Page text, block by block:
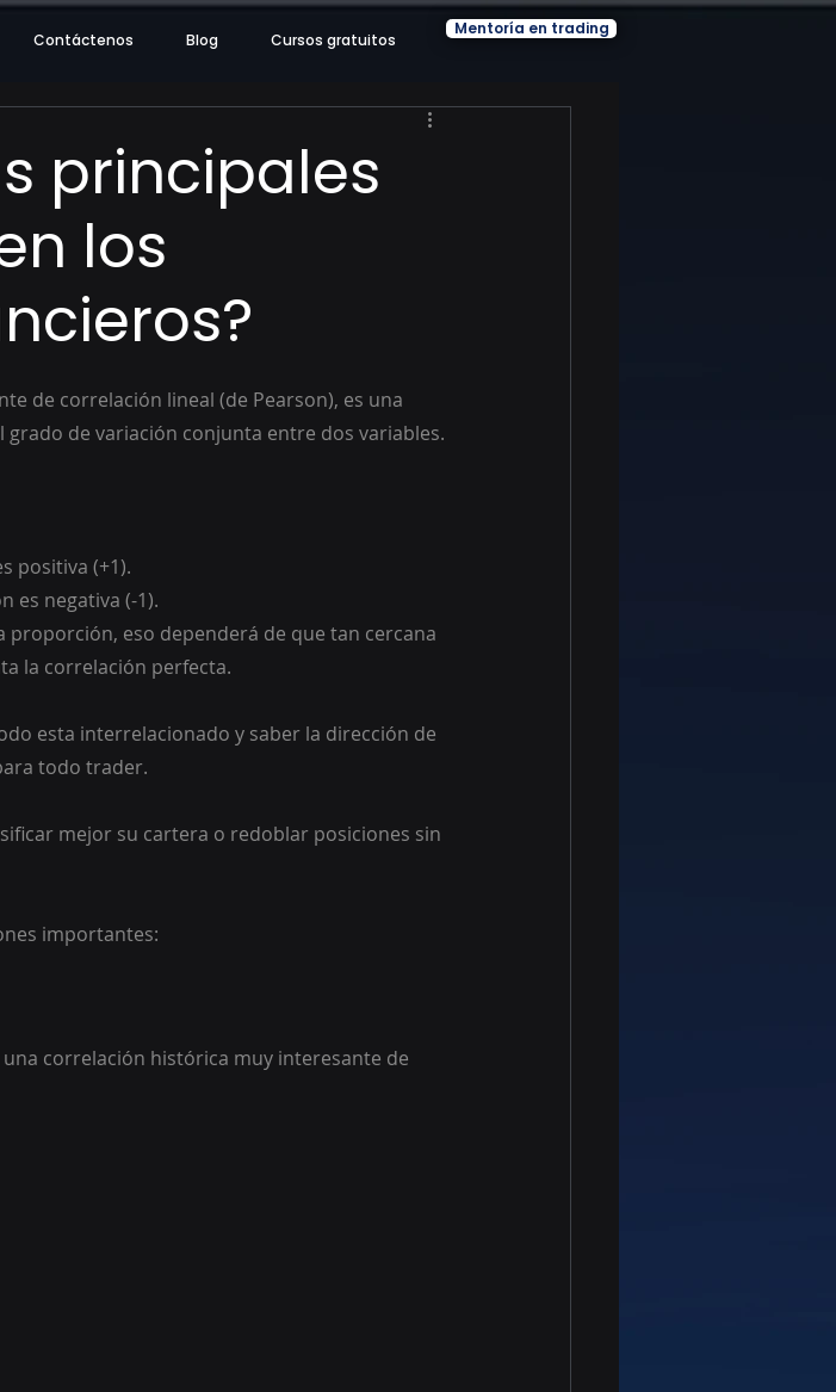
Contáctenos Blog Cursos gratuitos
Mentoría en trading
principales
los
de correlación lineal (de Pearson), es una
de variación conjunta entre dos variables.
positiva (+1).
es negativa (-1).
proporción, eso dependerá de que tan cercana
la correlación perfecta.
esta interrelacionado y saber la dirección de
todo trader.
mejor su cartera o redoblar posiciones sin
importantes:
una correlación histórica muy interesante de